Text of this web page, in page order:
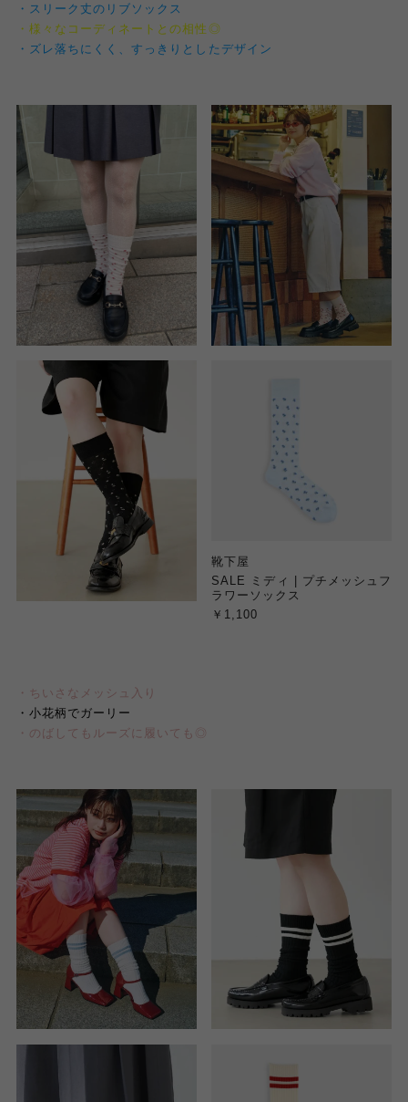
・スリーク丈のリブソックス
・様々なコーディネートとの相性◎
・ズレ落ちにくく、すっきりとしたデザイン
靴下屋
SALE ミディ | プチメッシュフ
ラワーソックス
￥1,100
・ちいさなメッシュ入り
・小花柄でガーリー
・のばしてもルーズに履いても◎